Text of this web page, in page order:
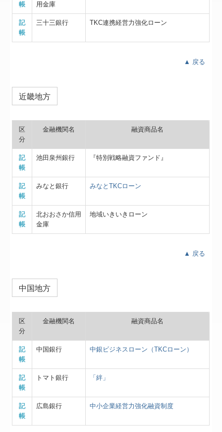
帳
用金庫
記
帳
三十三銀行 TKC連携経営力強化ローン
▲ 戻る
近畿地方
区
分
金融機関名 融資商品名
記
帳
池田泉州銀行 『特別戦略融資ファンド』
記
帳
みなと銀行 みなとTKCローン
記
帳
北おおさか信用
金庫
地域いきいきローン
▲ 戻る
中国地方
区
分
金融機関名 融資商品名
記
帳
中国銀行 中銀ビジネスローン（TKCローン）
記
帳
トマト銀行 「絆」
記
帳
広島銀行 中小企業経営力強化融資制度